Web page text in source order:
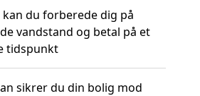
kan du forberede dig på
vandstand og betal på et
tidspunkt
sikrer du din bolig mod